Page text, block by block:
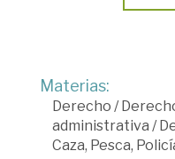
Materias:
Derecho /
administrativa /
Caza, Pesca,